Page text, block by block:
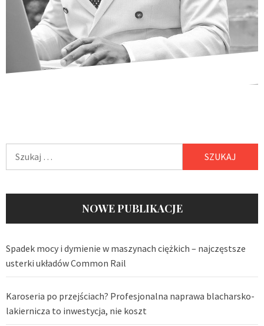
Szukaj:
NOWE PUBLIKACJE
Spadek mocy i dymienie w maszynach ciężkich – najczęstsze
usterki układów Common Rail
Karoseria po przejściach? Profesjonalna naprawa blacharsko-
lakiernicza to inwestycja, nie koszt